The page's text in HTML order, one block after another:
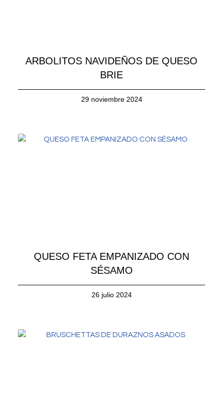
ARBOLITOS NAVIDEÑOS DE QUESO
BRIE
29 noviembre 2024
QUESO FETA EMPANIZADO CON
SÉSAMO
26 julio 2024